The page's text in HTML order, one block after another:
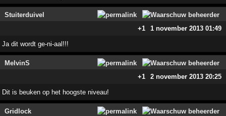
Stuiterduivel
+1
1 november 2013 01:49
Ja dit wordt ge-ni-aal!!!
MelvinS
+1
2 november 2013 20:25
Dit is beuken op het hoogste niveau!
Gridlock